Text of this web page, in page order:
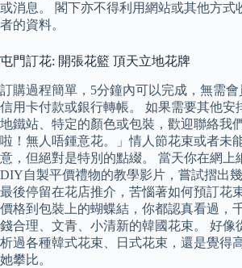
或消息。 閣下亦不得利用網站或其他方式
者的資料。
屯門訂花: 開張花籃 頂天立地花牌
訂購過程簡單，5分鐘內可以完成，無需
信用卡付款或銀行轉帳。 如果需要其他安
地鐵站、特定的顏色或包裝，歡迎聯絡我
啦！無人唔鍾意花。」情人節花束或者未
意，但絕對是特別的點綴。 當天你在網上
DIY自製平價禮物的教學影片，嘗試摺出
最後停留在花店推介，苦惱著如何預訂花
價格到包裝上的蝴蝶結，你都認真看過，
錢合理、文青、小清新的韓國花束。 好像
析過各種韓式花束、日式花束，還是覺得
她攀比。